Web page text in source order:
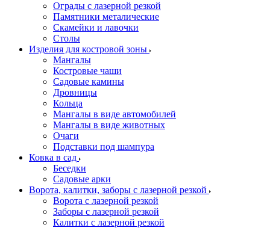
Ограды с лазерной резкой
Памятники металические
Скамейки и лавочки
Столы
Изделия для костровой зоны
Мангалы
Костровые чаши
Садовые камины
Дровницы
Кольца
Мангалы в виде автомобилей
Мангалы в виде животных
Очаги
Подставки под шампура
Ковка в сад
Беседки
Садовые арки
Ворота, калитки, заборы с лазерной резкой
Ворота с лазерной резкой
Заборы с лазерной резкой
Калитки с лазерной резкой